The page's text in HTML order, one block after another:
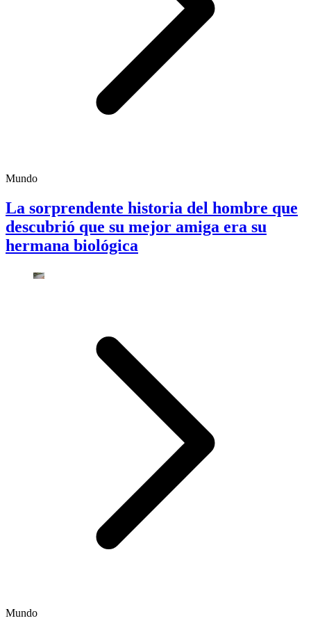
Mundo
La sorprendente historia del hombre que
descubrió que su mejor amiga era su
hermana biológica
Mundo